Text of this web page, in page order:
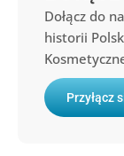
Dołącz do
historii
Przyłącz